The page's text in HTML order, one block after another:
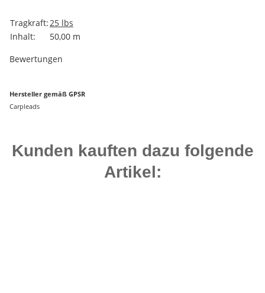
Produkteigenschaft
Wert
Tragkraft:25 lbs
Inhalt:
50,00 m
Bewertungen
Hersteller gemäß GPSR
Carpleads
Kunden kauften dazu folgende
Artikel: